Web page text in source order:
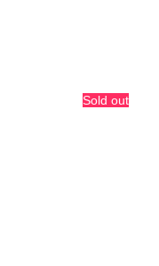
Sold out